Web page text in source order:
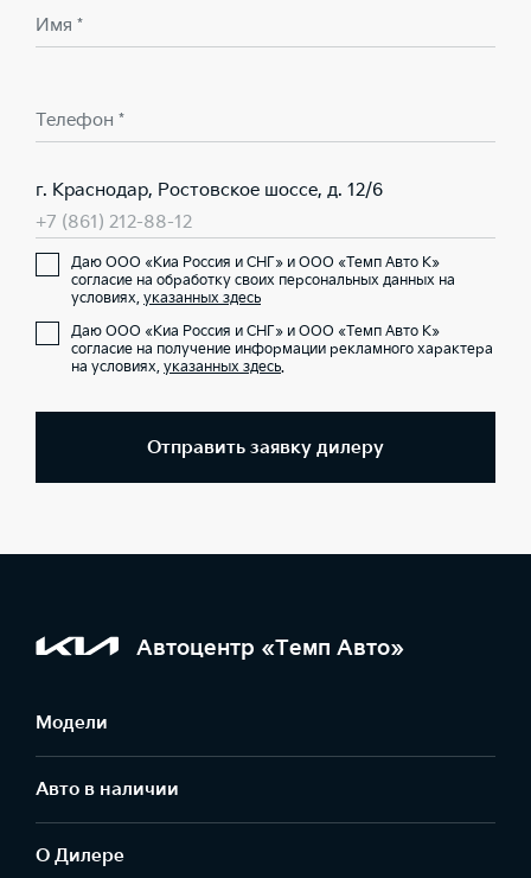
Имя *
Телефон *
г. Краснодар, Ростовское шоссе, д. 12/6
+7 (861) 212-88-12
Даю ООО «Киа Россия и СНГ» и ООО «Темп Авто К»
согласие на обработку своих персональных данных на
условиях, указанных здесь
Даю ООО «Киа Россия и СНГ» и ООО «Темп Авто К»
согласие на получение информации рекламного характера
на условиях, указанных здесь.
Отправить заявку дилеру
Автоцентр «Темп Авто»
Модели
Авто в наличии
О Дилере